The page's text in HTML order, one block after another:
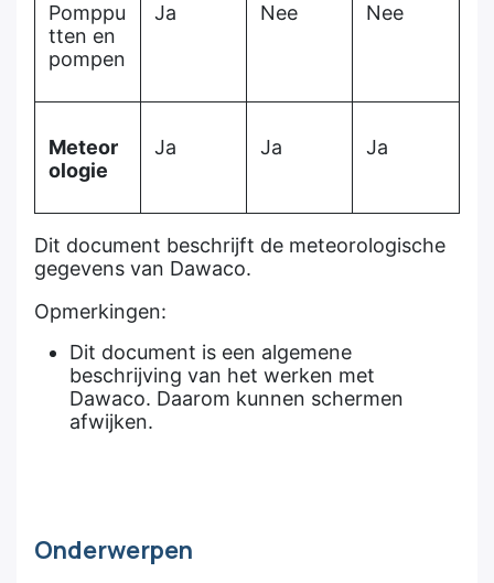
Pomppu
tten en
pompen
Ja Nee Nee
Meteor
ologie
Ja Ja Ja
Dit document beschrijft de meteorologische
gegevens van Dawaco.
Opmerkingen:
Dit document is een algemene
beschrijving van het werken met
Dawaco. Daarom kunnen schermen
afwijken.
Onderwerpen